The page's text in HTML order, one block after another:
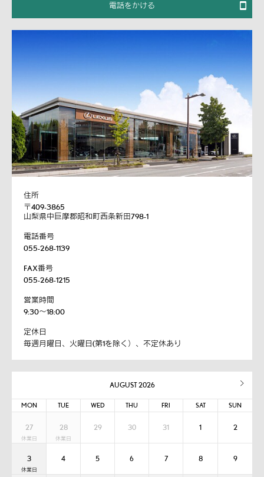
電話をかける
住所
〒409-3865
山梨県中巨摩郡昭和町西条新田798-1
電話番号
055-268-1139
FAX番号
055-268-1215
営業時間
9:30～18:00
定休日
毎週月曜日、火曜日(第1を除く）、不定休あり
AUGUST 2026
MON TUE WED THU FRI SAT SUN
27 28 29 30 31 1 2
3 4 5 6 7 8 9